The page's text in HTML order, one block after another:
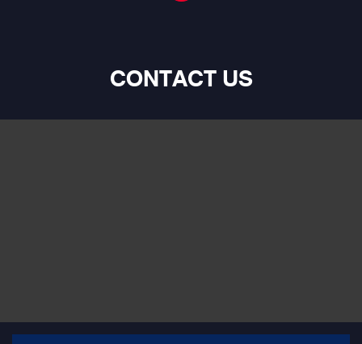
CONTACT US